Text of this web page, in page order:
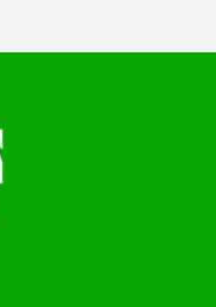
NIAVI – Núcleo
Alto Vale do
o evento
de
de
para o setor. O